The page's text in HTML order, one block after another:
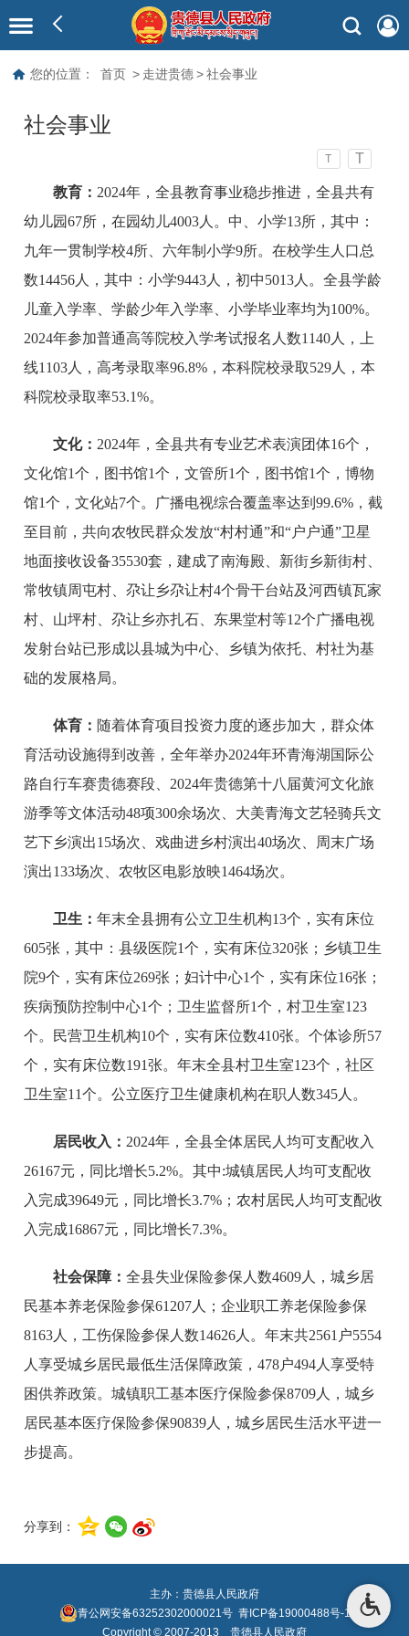
您的位置： 首页 > 走进贵德 > 社会事业
社会事业
T T
教育： 2024年，全县教育事业稳步推进，全县共有
幼儿园67所，在园幼儿4003人。中、小学13所，其中：
九年一贯制学校4所、六年制小学9所。在校学生人口总
数14456人，其中：小学9443人，初中5013人。全县学龄
儿童入学率、学龄少年入学率、小学毕业率均为100%。
2024年参加普通高等院校入学考试报名人数1140人，上
线1103人，高考录取率96.8%，本科院校录取529人，本
科院校录取率53.1%。
文化： 2024年，全县共有专业艺术表演团体16个，
文化馆1个，图书馆1个，文管所1个，图书馆1个，博物
馆1个，文化站7个。广播电视综合覆盖率达到99.6%，截
至目前，共向农牧民群众发放“村村通”和“户户通”卫星
地面接收设备35530套，建成了南海殿、新街乡新街村、
常牧镇周屯村、尕让乡尕让村4个骨干台站及河西镇瓦家
村、山坪村、尕让乡亦扎石、东果堂村等12个广播电视
发射台站已形成以县城为中心、乡镇为依托、村社为基
础的发展格局。
体育： 随着体育项目投资力度的逐步加大，群众体
育活动设施得到改善，全年举办2024年环青海湖国际公
路自行车赛贵德赛段、2024年贵德第十八届黄河文化旅
游季等文体活动48项300余场次、大美青海文艺轻骑兵文
艺下乡演出15场次、戏曲进乡村演出40场次、周末广场
演出133场次、农牧区电影放映1464场次。
卫生：年末全县拥有公立卫生机构13个，实有床位
605张，其中：县级医院1个，实有床位320张；乡镇卫生
院9个，实有床位269张；妇计中心1个，实有床位16张；
疾病预防控制中心1个；卫生监督所1个，村卫生室123
个。民营卫生机构10个，实有床位数410张。个体诊所57
个，实有床位数191张。年末全县村卫生室123个，社区
卫生室11个。公立医疗卫生健康机构在职人数345人。
居民收入： 2024年，全县全体居民人均可支配收入
26167元，同比增长5.2%。其中:城镇居民人均可支配收
入完成39649元，同比增长3.7%；农村居民人均可支配收
入完成16867元，同比增长7.3%。
社会保障：全县失业保险参保人数4609人，城乡居
民基本养老保险参保61207人；企业职工养老保险参保
8163人，工伤保险参保人数14626人。年末共2561户5554
人享受城乡居民最低生活保障政策，478户494人享受特
困供养政策。城镇职工基本医疗保险参保8709人，城乡
居民基本医疗保险参保90839人，城乡居民生活水平进一
步提高。
分享到：
主办：贵德县人民政府
青公网安备63252302000021号 青ICP备19000488号-1
Copyright © 2007-2013 贵德县人民政府